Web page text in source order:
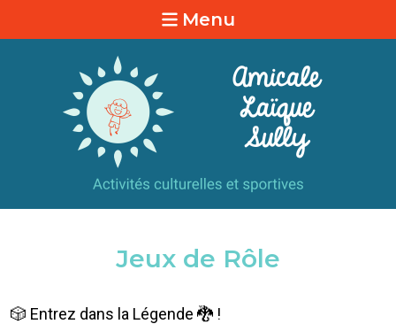
Menu
Jeux de Rôle
🎲 Entrez dans la Légende 🐉 !